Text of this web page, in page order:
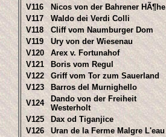
V116
Nicos von der Bahrener HÃ¶he
V117
Waldo dei Verdi Colli
V118
Cliff vom Naumburger Dom
V119
Ury von der Wiesenau
V120
Arex v. Fortunahof
V121
Boris vom Regul
V122
Griff vom Tor zum Sauerland
V123
Barros del Murnighello
V124
Dando von der Freiheit
Westerholt
V125
Dax od Tiganjice
V126
Uran de la Ferme Malgre L'eau